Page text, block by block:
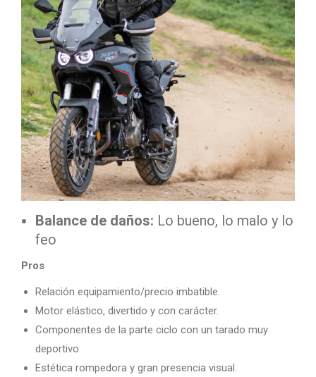
Balance de daños: Lo bueno, lo malo y lo
feo
Pros
Relación equipamiento/precio imbatible.
Motor elástico, divertido y con carácter.
Componentes de la parte ciclo con un tarado muy
deportivo.
Estética rompedora y gran presencia visual.